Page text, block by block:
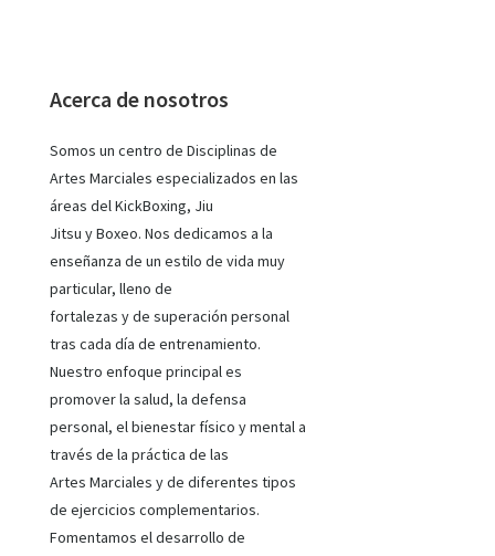
Acerca de nosotros
Somos un centro de Disciplinas de
Artes Marciales especializados en las
áreas del KickBoxing, Jiu
Jitsu y Boxeo. Nos dedicamos a la
enseñanza de un estilo de vida muy
particular, lleno de
fortalezas y de superación personal
tras cada día de entrenamiento.
Nuestro enfoque principal es
promover la salud, la defensa
personal, el bienestar físico y mental a
través de la práctica de las
Artes Marciales y de diferentes tipos
de ejercicios complementarios.
Fomentamos el desarrollo de